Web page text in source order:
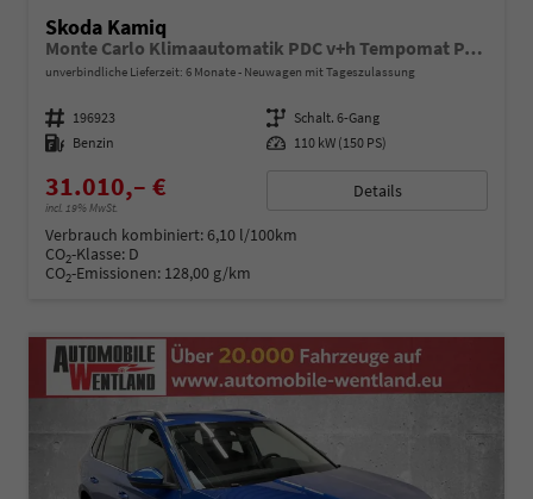
Skoda Kamiq
Monte Carlo Klimaautomatik PDC v+h Tempomat Panoramadach
unverbindliche Lieferzeit: 6 Monate Neuwagen mit Tageszulassung
Fahrzeugnummer 196923 Getriebe Schalt. 6-Gang
Kraftstoff Benzin Leistung 110 kW (150 PS)
31.010,– €
incl. 19% MwSt.
Details
Verbrauch kombiniert:6,10 l/100km
CO2-Klasse: D
CO2-Emissionen: 128,00 g/km